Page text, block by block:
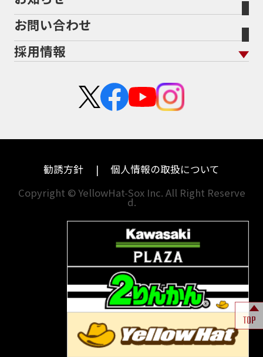
ヤマハ
ホンダ
スズキ
ハーレーダビッドソン
ドゥカティ
トライアンフ
アプリリア
KTM
モトグッツイ
MVアグスタ
他海外ﾒｰｶｰ
盗難保険
茨城
栃木
兵庫
福岡
長崎
熊本
沿革
二輪公正取引協議会加盟店
お問い合わせ
採用情報
中途採用・アルバイト
TOP
勧誘方針
個人情報の取扱について
Copyright © YellowHat-Sox Inc. All Right Reserve
d.